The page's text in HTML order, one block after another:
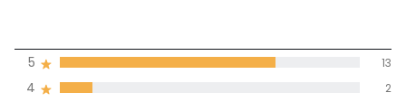
4,6
(18)
4 2
5 13